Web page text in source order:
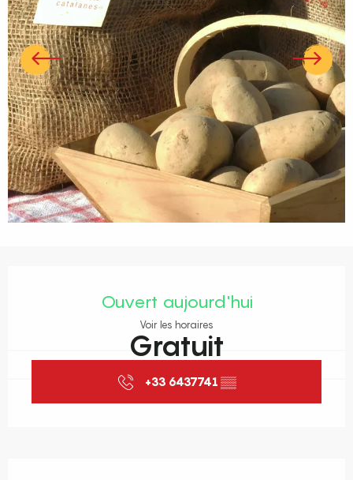
Ouvert aujourd'hui
Voir les horaires
Gratuit
+33 6437741 ▒▒